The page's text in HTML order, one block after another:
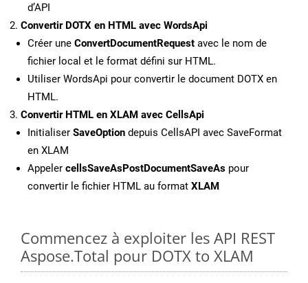
d’API
Convertir DOTX en HTML avec WordsApi
Créer une ConvertDocumentRequest avec le nom de
fichier local et le format défini sur HTML.
Utiliser WordsApi pour convertir le document DOTX en
HTML.
Convertir HTML en XLAM avec CellsApi
Initialiser SaveOption depuis CellsAPI avec SaveFormat
en XLAM
Appeler cellsSaveAsPostDocumentSaveAs pour
convertir le fichier HTML au format XLAM
Commencez à exploiter les API REST
Aspose.Total pour DOTX to XLAM